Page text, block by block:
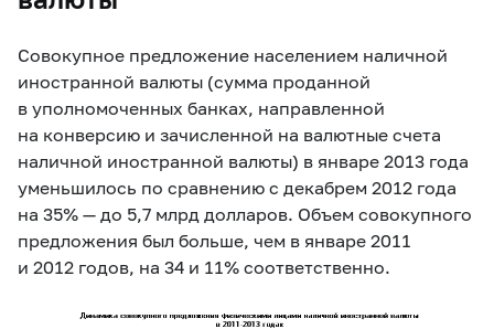
Совокупное предложение населением наличной
иностранной валюты (сумма проданной
в уполномоченных банках, направленной
на конверсию и зачисленной на валютные счета
наличной иностранной валюты) в январе 2013 года
уменьшилось по сравнению с декабрем 2012 года
на 35% — до 5,7 млрд долларов. Объем совокупного
предложения был больше, чем в январе 2011
и 2012 годов, на 34 и 11% соответственно.